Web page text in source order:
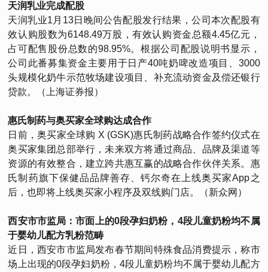
天润乳业完成配股
天润乳业1月13日晚间公告配股发行结果，公司本次配股有
效认购股数为6148.49万股，有效认购资金总额4.45亿元，
占可配售股份总数的98.95%。根据公司配股说明书显示，
公司此番募集资金主要用于日产40吨奶啤改造项目、3000
头规模化奶牛示范牧场建设项目、补充流动资金及偿还银行
贷款。（上海证券报）
惠氏制药与奥买家全球购达成合作
日前，奥买家全球购 X (GSK)惠氏制药战略合作签约仪式在
奥买家集团总部举行，未来双方将通过商品、品牌及渠道等
资源的有效整合，建立跨共惠互赢的战略合作伙伴关系。惠
氏制药旗下保健品品牌善存、钙尔奇在上线奥买家App之
后，也即将上线奥买家小程序及双线购门店。（新众网）
西安市市监局：市面上的0段孕妇奶粉，4段儿童奶粉均不属
于婴幼儿配方乳粉范畴
近日，西安市市监局发布春节期间特殊食品消费提示，称市
场上出现的0段孕妇奶粉，4段儿童奶粉均不属于婴幼儿配方